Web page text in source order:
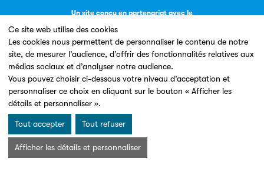
Ce site web utilise des cookies
Les cookies nous permettent de personnaliser le contenu de notre
site, de mesurer l’audience, d’offrir des fonctionnalités relatives aux
médias sociaux et d’analyser notre audience.
Vous pouvez choisir ci-dessous votre niveau d’acceptation et
personnaliser ce choix en cliquant sur le bouton « Afficher les
détails et personnaliser ».
Tout accepter Tout refuser
Afficher les détails et personnaliser
Un site conçu en partenariat avec le
Mentions légales & Conditions d’utilisation
Données personnelles
© Les Éditeurs d’Éducation - SNE 2026
Clic.EDIt
Clic.EDIt, pour faciliter les échanges informatisés entre
tous les acteurs de la filière de la fabrication de livres.